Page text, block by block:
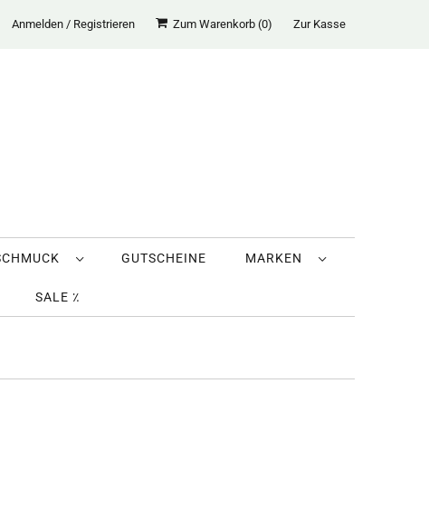
Anmelden / Registrieren Zum Warenkorb (0) Zur Kasse
GUTSCHEINE MARKEN
SALE ٪